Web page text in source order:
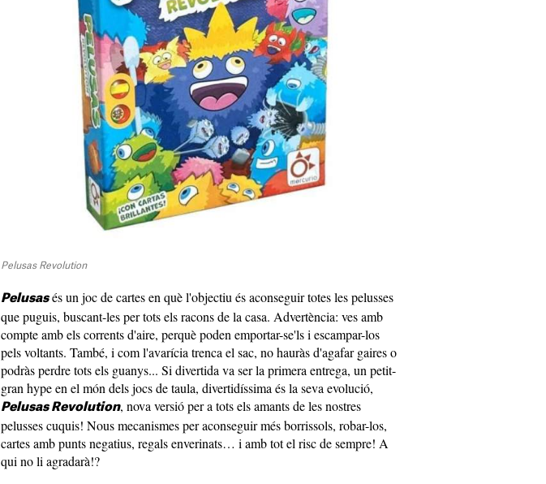
Pelusas Revolution
Pelusasés un joc de cartes en què l'objectiu és aconseguir totes les pelusses
que puguis, buscant-les per tots els racons de la casa. Advertència: ves amb
compte amb els corrents d'aire, perquè poden emportar-se'ls i escampar-los
pels voltants. També, i com l'avarícia trenca el sac, no hauràs d'agafar gaires o
podràs perdre tots els guanys... Si divertida va ser la primera entrega, un petit-
gran hype en el món dels jocs de taula, divertidíssima és la seva evolució,
Pelusas Revolution, nova versió per a tots els amants de les nostres
pelusses cuquis! Nous mecanismes per aconseguir més borrissols, robar-los,
cartes amb punts negatius, regals enverinats… i amb tot el risc de sempre! A
qui no li agradarà!?